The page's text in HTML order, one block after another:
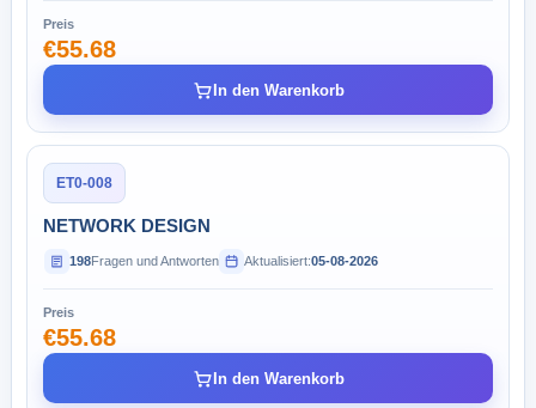
Preis
€55.68
In den Warenkorb
ET0-008
NETWORK DESIGN
198Fragen und Antworten Aktualisiert:05-08-2026
Preis
€55.68
In den Warenkorb